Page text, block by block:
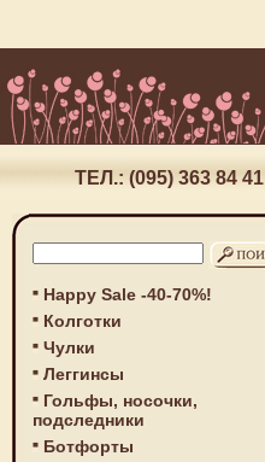
ТЕЛ.: (095) 363 84 41
Happy Sale -40-70%!
Колготки
Чулки
Леггинсы
Гольфы, носочки,
подследники
Ботфорты